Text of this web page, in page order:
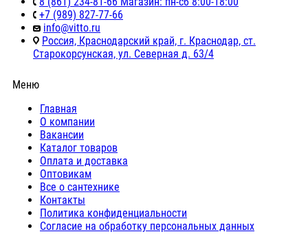
+7 (989) 827-77-66
info@vitto.ru
Россия, Краснодарский край, г. Краснодар, ст.
Старокорсунская, ул. Северная д. 63/4
Меню
Главная
О компании
Вакансии
Каталог товаров
Оплата и доставка
Оптовикам
Все о сантехнике
Контакты
Политика конфиденциальности
Согласие на обработку персональных данных